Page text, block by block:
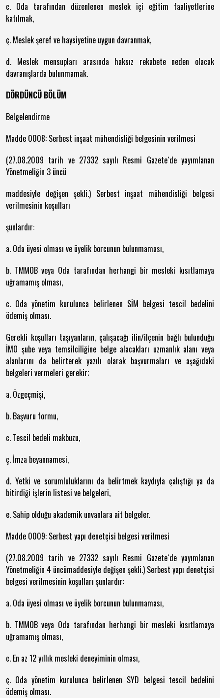
c. Oda tarafından düzenlenen meslek içi eğitim faaliyetlerine
katılmak,
ç. Meslek şeref ve haysiyetine uygun davranmak,
d. Meslek mensupları arasında haksız rekabete neden olacak
davranışlarda bulunmamak.
DÖRDÜNCÜ BÖLÜM
Belgelendirme
Madde 0008: Serbest inşaat mühendisliği belgesinin verilmesi
(27.08.2009 tarih ve 27332 sayılı Resmi Gazete`de yayımlanan
Yönetmeliğin 3 üncü
maddesiyle değişen şekli.) Serbest inşaat mühendisliği belgesi
verilmesinin koşulları
şunlardır:
a. Oda üyesi olması ve üyelik borcunun bulunmaması,
b. TMMOB veya Oda tarafından herhangi bir mesleki kısıtlamaya
uğramamış olması,
c. Oda yönetim kurulunca belirlenen SİM belgesi tescil bedelini
ödemiş olması.
Gerekli koşulları taşıyanların, çalışacağı ilin/ilçenin bağlı bulunduğu
İMO şube veya temsilciliğine belge alacakları uzmanlık alanı veya
alanlarını da belirterek yazılı olarak başvurmaları ve aşağıdaki
belgeleri vermeleri gerekir;
a. Özgeçmişi,
b. Başvuru formu,
c. Tescil bedeli makbuzu,
ç. İmza beyannamesi,
d. Yetki ve sorumluluklarını da belirtmek kaydıyla çalıştığı ya da
bitirdiği işlerin listesi ve belgeleri,
e. Sahip olduğu akademik unvanlara ait belgeler.
Madde 0009: Serbest yapı denetçisi belgesi verilmesi
(27.08.2009 tarih ve 27332 sayılı Resmi Gazete`de yayımlanan
Yönetmeliğin 4 üncümaddesiyle değişen şekli.) Serbest yapı denetçisi
belgesi verilmesinin koşulları şunlardır:
a. Oda üyesi olması ve üyelik borcunun bulunmaması,
b. TMMOB veya Oda tarafından herhangi bir mesleki kısıtlamaya
uğramamış olması,
c. En az 12 yıllık mesleki deneyiminin olması,
ç. Oda yönetim kurulunca belirlenen SYD belgesi tescil bedelini
ödemiş olması.